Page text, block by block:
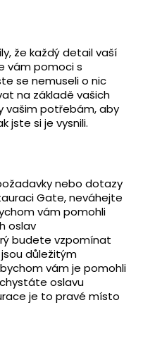
že každý detail vaší
vám pomoci s
se nemuseli o nic
na základě vašich
vašim potřebám, aby
jste si je vysnili.
nebo dotazy
Gate, neváhejte
vám pomohli
oslav
budete vzpomínat
důležitým
vám je pomohli
oslavu
je to pravé místo